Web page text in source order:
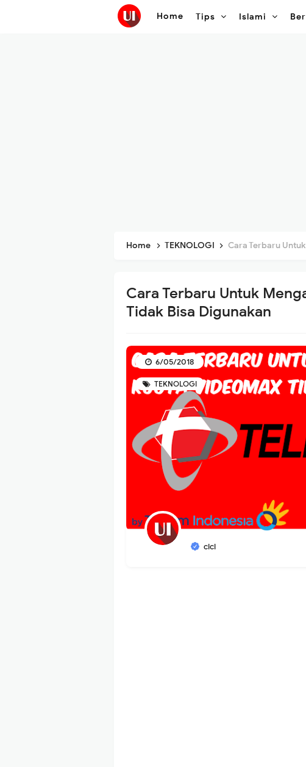
Home Tips Islami
Home TEKNOLOGI Cara Terbaru Untuk
Cara Terbaru Untuk
Tidak Bisa Digunakan
TEKNOLOGI
cici
6/05/2018